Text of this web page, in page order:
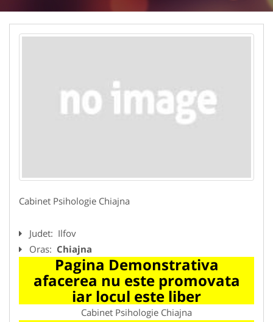
Cabinet Psihologie Chiajna
Judet: Ilfov
Oras: Chiajna
Pagina Demonstrativa
afacerea nu este promovata
iar locul este liber
Cabinet Psihologie Chiajna